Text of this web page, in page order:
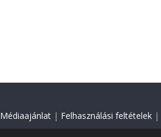
Médiaajánlat | Felhasználási feltételek |